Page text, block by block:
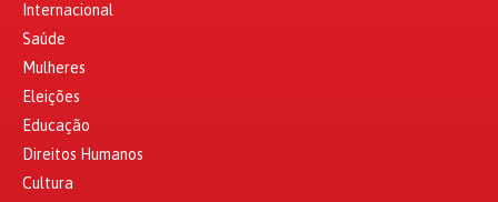
Internacional
Saúde
Mulheres
Eleições
Educação
Direitos Humanos
Cultura